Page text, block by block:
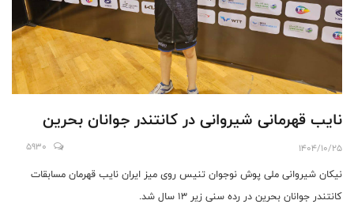
نایب قهرمانی شیروانی در کانتندر جوانان بحرین
1404/10/25
5930
نیکان شیروانی ملی پوش نوجوان تنیس روی میز ایران نایب قهرمان مسابقات
کانتندر جوانان بحرین در رده سنی زیر ۱۳ سال شد.